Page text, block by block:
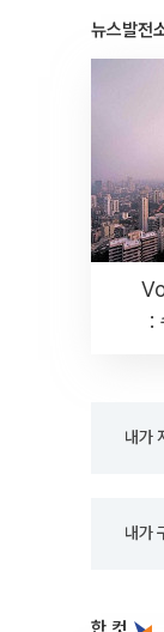
뉴스발전
:
내가
내가